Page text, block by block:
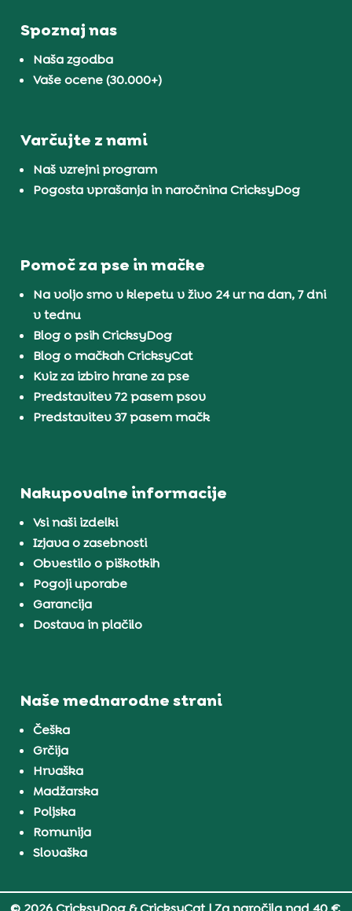
Spoznaj nas
Naša zgodba
Vaše ocene (30.000+)
Varčujte z nami
Naš vzrejni program
Pogosta vprašanja in naročnina CricksyDog
Pomoč za pse in mačke
Na voljo smo v klepetu v živo 24 ur na dan, 7 dni
v tednu
Blog o psih CricksyDog
Blog o mačkah CricksyCat
Kviz za izbiro hrane za pse
Predstavitev 72 pasem psov
Predstavitev 37 pasem mačk
Nakupovalne informacije
Vsi naši izdelki
Izjava o zasebnosti
Obvestilo o piškotkih
Pogoji uporabe
Garancija
Dostava in plačilo
Naše mednarodne strani
Češka
Grčija
Hrvaška
Madžarska
Poljska
Romunija
Slovaška